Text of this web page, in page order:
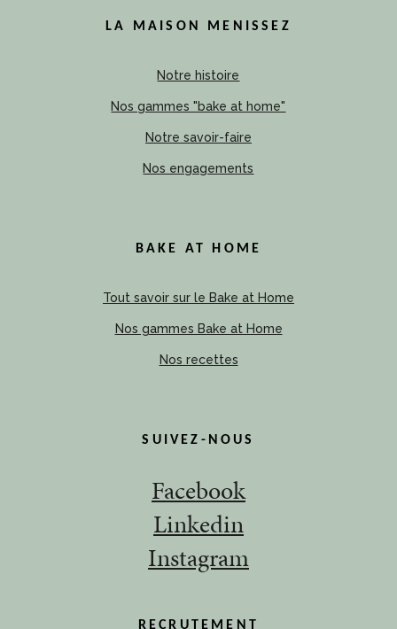
LA MAISON MENISSEZ
Notre histoire
Nos gammes "bake at home"
Notre savoir-faire
Nos engagements
BAKE AT HOME
Tout savoir sur le Bake at Home
Nos gammes Bake at Home
Nos recettes
SUIVEZ-NOUS
Facebook
Linkedin
Instagram
RECRUTEMENT